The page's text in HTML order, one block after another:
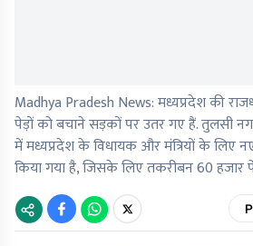
Madhya Pradesh News: मध्यप्रदेश की
पेड़ों को बचाने सड़कों पर उतर गए हैं. तुलसी
में मध्यप्रदेश के विधायक और मंत्रियों के लिए
किया गया है, जिसके लिए तकरीबन 60 हजार